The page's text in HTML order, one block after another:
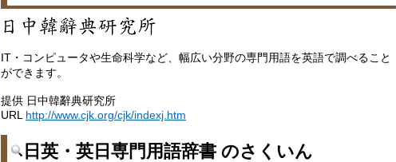
IT・コンピュータや生命科学など、幅広い分野の専門用語を英語で調べること
ができます。
提供 日中韓辭典研究所
URL http://www.cjk.org/cjk/indexj.htm
日英・英日専門用語辞書 のさくいん